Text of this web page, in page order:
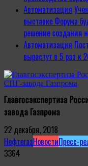
Автоматизация
выставке Форума
решение создания
Автоматизация
вырастут в 5 раз к
Главгосэкспертиза
завода Газпрома
22 декабря, 2018
НефтегазНовостиПресс-
3364